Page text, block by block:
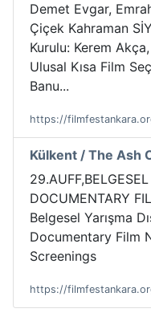
Demet Evgar,
Çiçek Kahraman
Kurulu: Kerem
Ulusal Kısa Film
Banu...
https://
Külkent / The Ash
DOCUMENTARY
Belgesel Yarışma
Documentary Film
Screenings
https://